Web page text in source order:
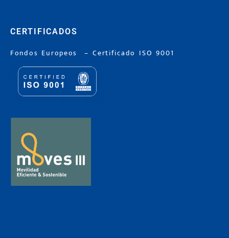
CERTIFICADOS
Fondos Europeos –Certificado ISO 9001